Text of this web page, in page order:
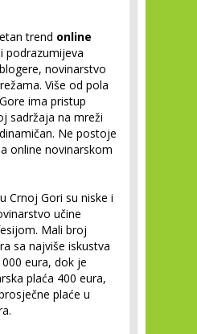
trend online
podrazumijeva
novinarstvo
Više od pola
ima pristup
sadržaja na mreži
Ne postoje
online novinarskom
u Crnoj Gori su niske i
učine
Mali broj
sa najviše iskustva
eura, dok je
plaća 400 eura,
plaće u